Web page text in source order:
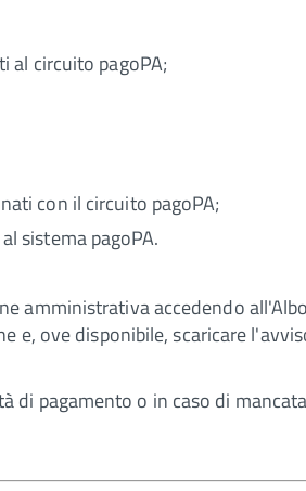
al circuito pagoPA;
con il circuito pagoPA;
sistema pagoPA.
amministrativa accedendo
e, ove disponibile, scaricare
pagamento o in caso di